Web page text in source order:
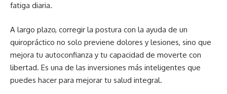
fatiga diaria.
A largo plazo, corregir la postura con la ayuda de un
quiropráctico no solo previene dolores y lesiones, sino que
mejora tu autoconfianza y tu capacidad de moverte con
libertad. Es una de las inversiones más inteligentes que
puedes hacer para mejorar tu salud integral.